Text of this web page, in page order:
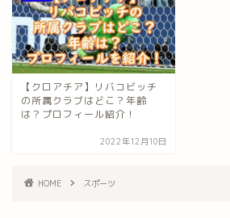
【クロアチア】リバコビッチ
の所属クラブはどこ？年齢
は？プロフィール紹介！
2022年12月10日
HOME スポーツ